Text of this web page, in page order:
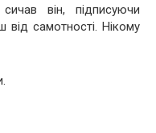
він, підписуючи
самотності. Нікому